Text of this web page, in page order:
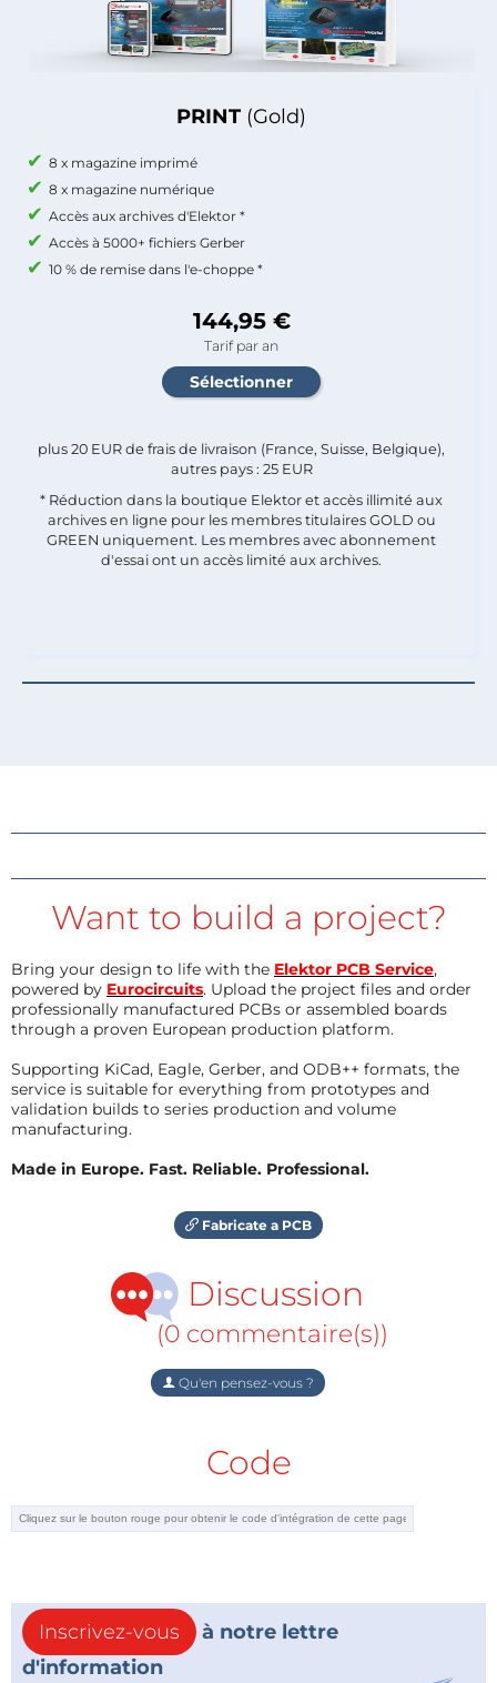
PRINT (Gold)
8 x magazine imprimé
8 x magazine numérique
Accès aux archives d'Elektor *
Accès à 5000+ fichiers Gerber
10 % de remise dans l'e-choppe *
144,95 €
Tarif par an
plus 20 EUR de frais de livraison (France, Suisse, Belgique),
autres pays : 25 EUR
* Réduction dans la boutique Elektor et accès illimité aux
archives en ligne pour les membres titulaires GOLD ou
GREEN uniquement. Les membres avec abonnement
d'essai ont un accès limité aux archives.
Want to build a project?
Bring your design to life with the Elektor PCB Service,
powered by Eurocircuits. Upload the project files and order
professionally manufactured PCBs or assembled boards
through a proven European production platform.
Supporting KiCad, Eagle, Gerber, and ODB++ formats, the
service is suitable for everything from prototypes and
validation builds to series production and volume
manufacturing.
Made in Europe. Fast. Reliable. Professional.
Fabricate a PCB
Discussion
(0 commentaire(s))
Qu'en pensez-vous ?
Code
Inscrivez-vous
à notre lettre
d'information